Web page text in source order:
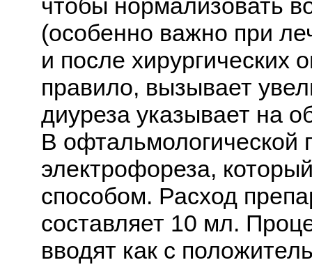
чтобы нормализовать
(особенно важно при
и после хирургических
правило, вызывает
диуреза указывает на
В офтальмологической
электрофореза,
способом. Расход
составляет 10 мл.
вводят как с